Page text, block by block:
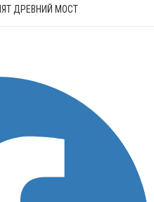
ДРЕВНИЙ МОСТ